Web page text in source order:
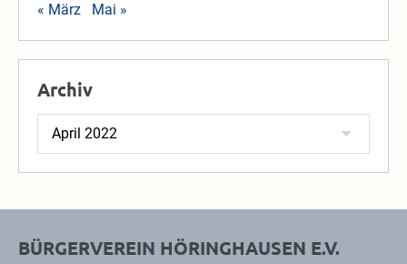
« März
Mai »
Archiv
Archiv
BÜRGERVEREIN HÖRINGHAUSEN E.V.